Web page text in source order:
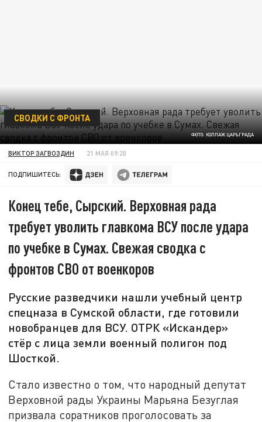
ФОТО: КОЛЛАЖ ЦАРЬГРАДА
СВОДКИ С ФРОНТА
ВИКТОР ЗАГВОЗДИН 21 МАЯ 09:20
ПОДПИШИТЕСЬ:
Конец тебе, Сырский. Верховная рада
требует уволить главкома ВСУ после удара
по учебке в Сумах. Свежая сводка с
фронтов СВО от военкоров
Русские разведчики нашли учебный центр
спецназа в Сумской области, где готовили
новобранцев для ВСУ. ОТРК «Искандер»
стёр с лица земли военный полигон под
Шосткой.
Стало известно о том, что народный депутат
Верховной рады Украины Марьяна Безуглая
призвала соратников проголосовать за